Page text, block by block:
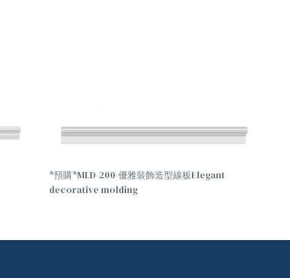
*預購*MLD-200-優雅裝飾造型線板Elegant
decorative molding